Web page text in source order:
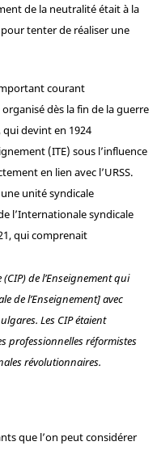
de la neutralité était à la
tenter de réaliser une
courant
dès la fin de la guerre
devint en 1924
(ITE) sous l’influence
en lien avec l’URSS.
une unité syndicale
l’Internationale syndicale
qui comprenait
de l’Enseignement qui
de l’Enseignement] avec
Les CIP étaient
professionnelles réformistes
révolutionnaires.
que l’on peut considérer